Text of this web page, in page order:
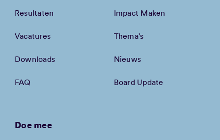
Resultaten
Vacatures
Downloads
FAQ
Impact Maken
Thema’s
Nieuws
Board Update
Doe mee